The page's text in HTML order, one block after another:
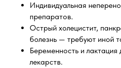
Индивидуальная
препаратов.
Острый холецистит,
болезнь — требуют иной
Беременность и лактация
лекарств.